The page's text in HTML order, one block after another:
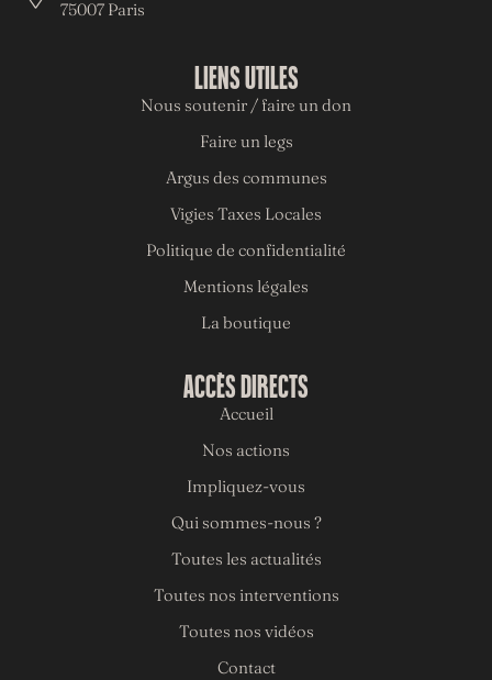
ACCÈS DIRECTS
Accueil
Nos actions
Impliquez-vous
Qui sommes-nous ?
Toutes les actualités
Toutes nos interventions
Toutes nos vidéos
Contact
LIENS UTILES
Nous soutenir / faire un don
Faire un legs
Argus des communes
Vigies Taxes Locales
Politique de confidentialité
Mentions légales
La boutique
75007 Paris